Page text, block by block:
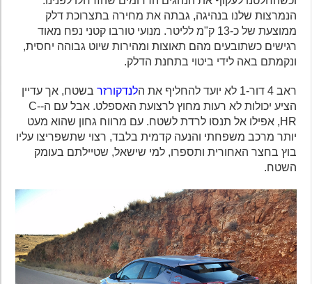
הנמרצות שלנו בנהיגה, גבתה את מחירה בתצרוכת דלק
ממוצעת של כ-13 ק"מ לליטר. מנועי טורבו קטני נפח מאוד
רגישים כשתובעים מהם תאוצות ומהירות שיוט גבוהה יחסית,
ונקמתם באה לידי ביטוי בתחנת הדלק.
ראב 4 דור-1 לא יועד להחליף את ה לנדקורזרבשטח, אך עדיין
הציע יכולות לא רעות מחוץ לרצועת האספלט. אבל עם ה-C-
HR, אפילו אל תנסו לרדת לשטח. עם מרווח גחון שהוא מעט
יותר מרכב משפחתי והנעה קדמית בלבד, רצוי שתשפריצו עליו
בוץ בחצר האחורית ותספרו, למי שישאל, שטיילתם בעומק
השטח.